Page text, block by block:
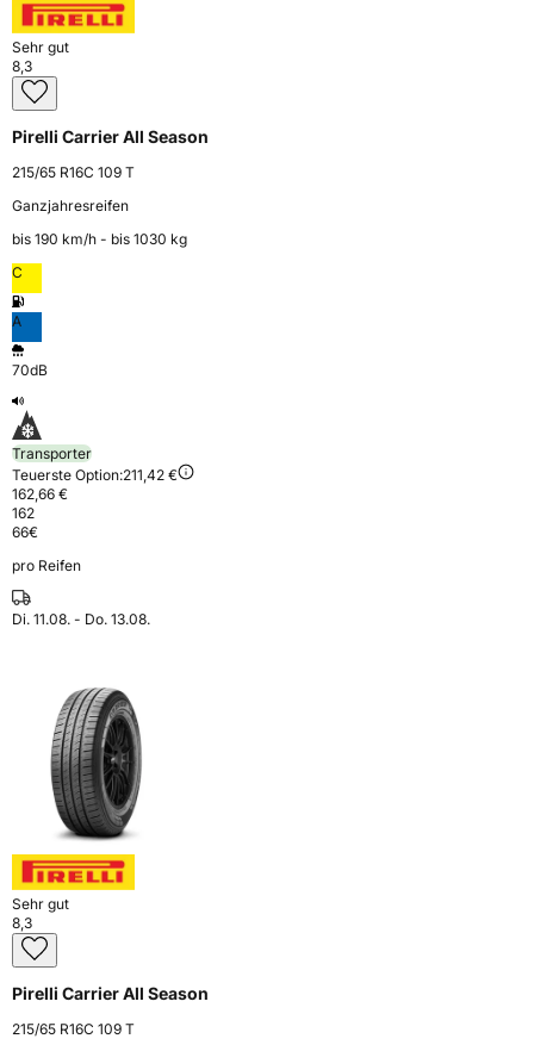
Sehr gut
8,3
Pirelli Carrier All Season
215/65 R16C 109 T
Ganzjahresreifen
bis 190 km⁠/⁠h - bis 1030 kg
C
A
70dB
Transporter
Teuerste Option:211,42 €
162,66 €
162
66€
pro Reifen
Di. 11.08. - Do. 13.08.
Sehr gut
8,3
Pirelli Carrier All Season
215/65 R16C 109 T